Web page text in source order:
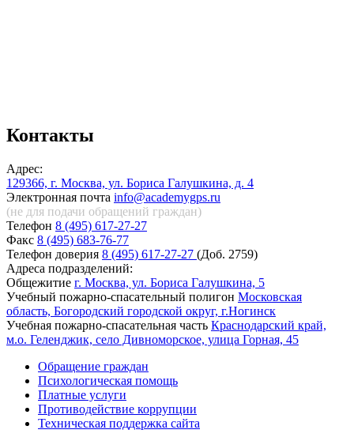
Контакты
Адрес:
129366, г. Москва, ул. Бориса Галушкина, д. 4
Электронная почта info@academygps.ru
(не для подачи обращений граждан)
Телефон 8 (495) 617-27-27
Факс 8 (495) 683-76-77
Телефон доверия 8 (495) 617-27-27 (Доб. 2759)
Адреса подразделений:
Общежитие г. Москва, ул. Бориса Галушкина, 5
Учебный пожарно-спасательный полигон Московская
область, Богородский городской округ, г.Ногинск
Учебная пожарно-спасательная часть Краснодарский край,
м.о. Геленджик, село Дивноморское, улица Горная, 45
Обращение граждан
Психологическая помощь
Платные услуги
Противодействие коррупции
Техническая поддержка сайта